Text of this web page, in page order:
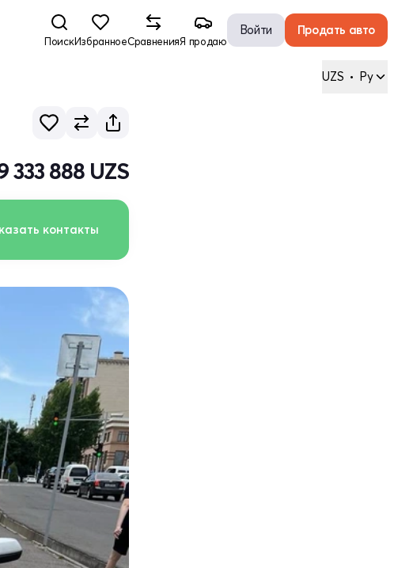
ПоискИзбранноеСравненияЯ продаю
Войти Продать авто
UZS • Ру
333 888 UZS
контакты